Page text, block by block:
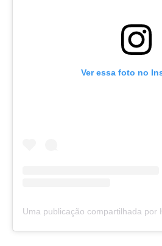
Ver essa foto no